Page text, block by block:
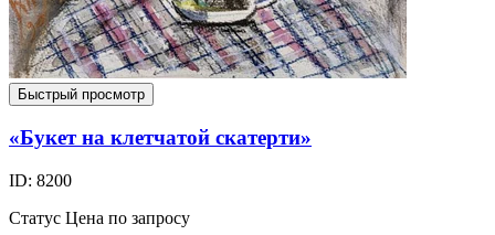
Быстрый просмотр
«Букет на клетчатой скатерти»
ID: 8200
Статус Цена по запросу